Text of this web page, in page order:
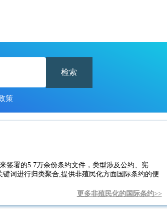
检索
策
签署的5.7万余份条约文件，类型涉及公约、宪
词进行归类聚合,提供非殖民化方面国际条约的便
更多非殖民化的国际条约>>